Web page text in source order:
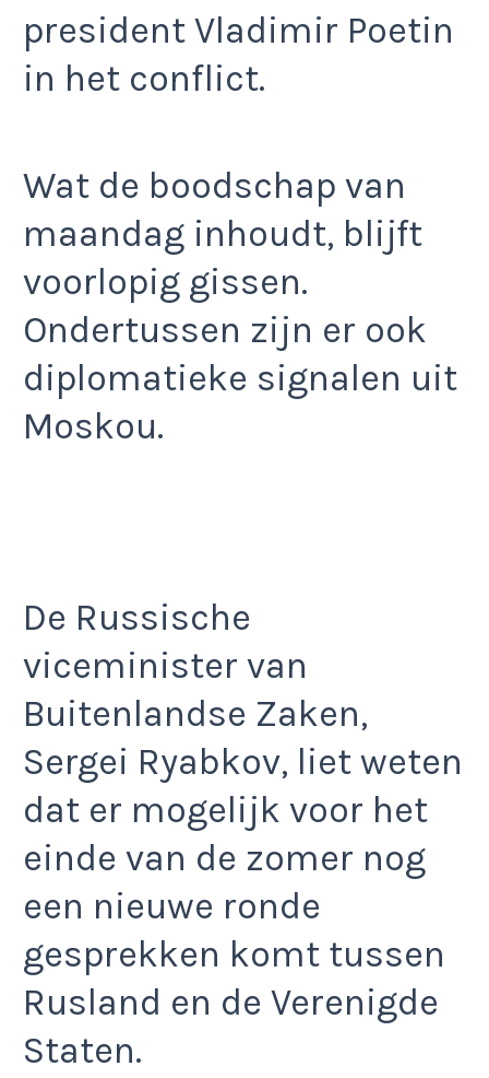
president Vladimir Poetin
in het conflict.
Wat de boodschap van
maandag inhoudt, blijft
voorlopig gissen.
Ondertussen zijn er ook
diplomatieke signalen uit
Moskou.
De Russische
viceminister van
Buitenlandse Zaken,
Sergei Ryabkov, liet weten
dat er mogelijk voor het
einde van de zomer nog
een nieuwe ronde
gesprekken komt tussen
Rusland en de Verenigde
Staten.